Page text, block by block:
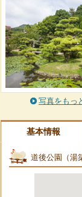
写真をもっ
基本情報
道後公園（湯